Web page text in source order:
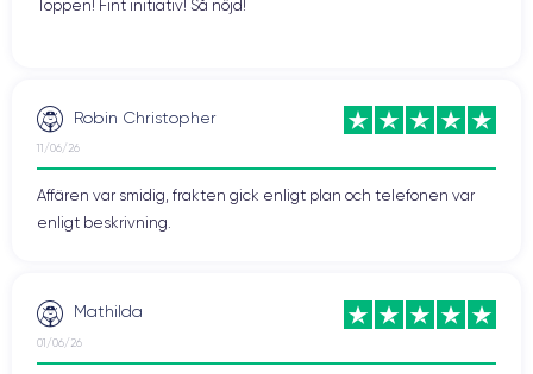
Toppen! Fint initiativ! Så nöjd!
Robin Christopher
11/06/26
Affären var smidig, frakten gick enligt plan och telefonen var
enligt beskrivning.
Mathilda
01/06/26